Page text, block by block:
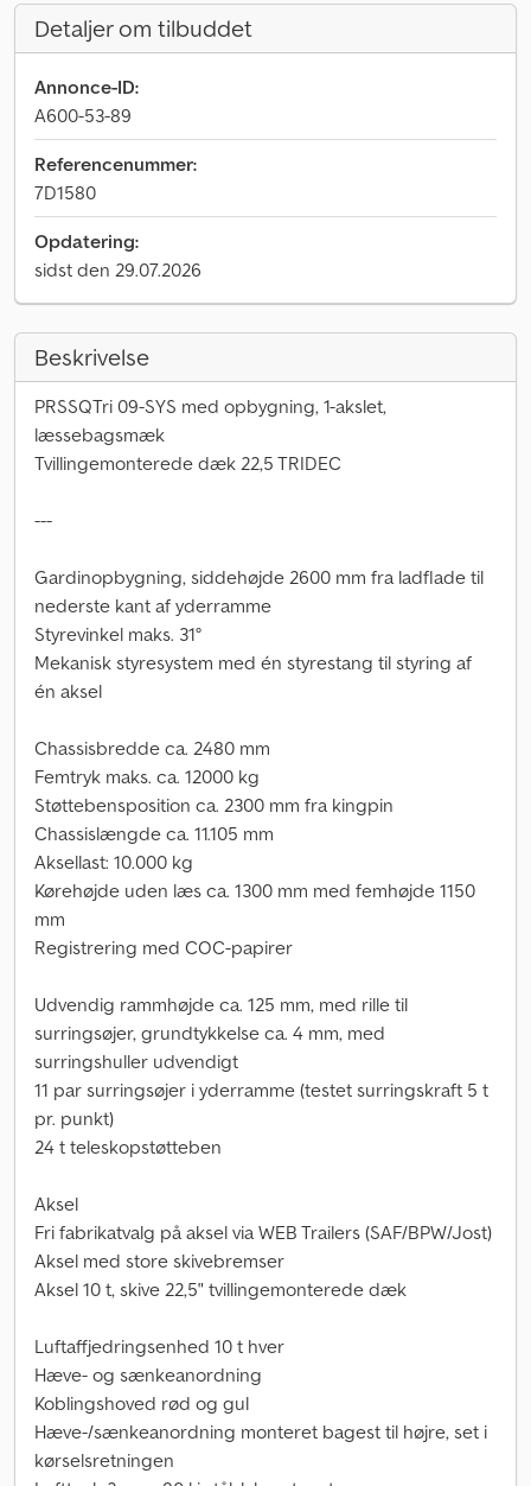
Detaljer om tilbuddet
Annonce-ID:
A600-53-89
Referencenummer:
7D1580
Opdatering:
sidst den 29.07.2026
Beskrivelse
PRSSQTri 09-SYS med opbygning, 1-akslet,
læssebagsmæk
Tvillingemonterede dæk 22,5 TRIDEC
---
Gardinopbygning, siddehøjde 2600 mm fra ladflade til
nederste kant af yderramme
Styrevinkel maks. 31°
Mekanisk styresystem med én styrestang til styring af
én aksel
Chassisbredde ca. 2480 mm
Femtryk maks. ca. 12000 kg
Støttebensposition ca. 2300 mm fra kingpin
Chassislængde ca. 11.105 mm
Aksellast: 10.000 kg
Kørehøjde uden læs ca. 1300 mm med femhøjde 1150
mm
Registrering med COC-papirer
Udvendig rammhøjde ca. 125 mm, med rille til
surringsøjer, grundtykkelse ca. 4 mm, med
surringshuller udvendigt
11 par surringsøjer i yderramme (testet surringskraft 5 t
pr. punkt)
24 t teleskopstøtteben
Aksel
Fri fabrikatvalg på aksel via WEB Trailers (SAF/BPW/Jost)
Aksel med store skivebremser
Aksel 10 t, skive 22,5" tvillingemonterede dæk
Luftaffjedringsenhed 10 t hver
Hæve- og sænkeanordning
Koblingshoved rød og gul
Hæve-/sænkeanordning monteret bagest til højre, set i
kørselsretningen